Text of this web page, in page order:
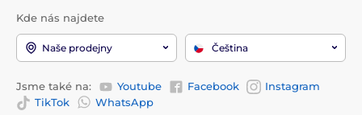
Kde nás najdete
Naše prodejny Čeština
Jsme také na: Youtube Facebook
Instagram
TikTok
WhatsApp